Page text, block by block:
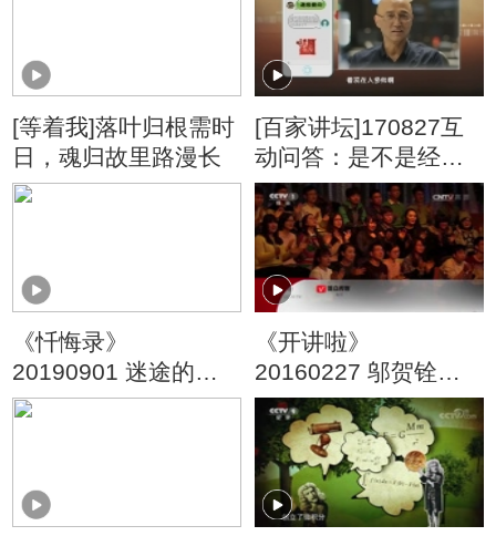
[等着我]落叶归根需时
日，魂归故里路漫长
[百家讲坛]170827互
动问答：是不是经过
进化人类变得越来越
帅
《忏悔录》
20190901 迷途的少
年
《开讲啦》
20160227 邬贺铨：
互联网改变了我们什
么？